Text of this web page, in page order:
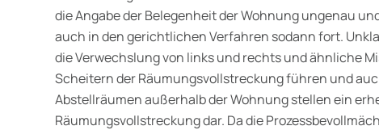
die Angabe der Belegenheit der Wohnung ungenau
auch in den gerichtlichen Verfahren sodann fort.
die Verwechslung von links und rechts und ähnliche
Scheitern der Räumungsvollstreckung führen und
Abstell­räumen außerhalb der Wohnung stellen ein
Räumungsvoll­streckung dar. Da die